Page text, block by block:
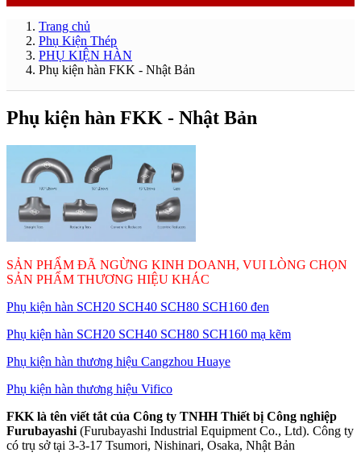
Trang chủ
Phụ Kiện Thép
PHỤ KIỆN HÀN
Phụ kiện hàn FKK - Nhật Bản
Phụ kiện hàn FKK - Nhật Bản
SẢN PHẨM ĐÃ NGỪNG KINH DOANH, VUI LÒNG CHỌN
SẢN PHẨM THƯƠNG HIỆU KHÁC
Phụ kiện hàn SCH20 SCH40 SCH80 SCH160 đen
Phụ kiện hàn SCH20 SCH40 SCH80 SCH160 mạ kẽm
Phụ kiện hàn thương hiệu Cangzhou Huaye
Phụ kiện hàn thương hiệu Vifico
FKK là tên viết tắt của Công ty TNHH Thiết bị Công nghiệp
Furubayashi (Furubayashi Industrial Equipment Co., Ltd). Công ty
có trụ sở tại 3-3-17 Tsumori, Nishinari, Osaka, Nhật Bản